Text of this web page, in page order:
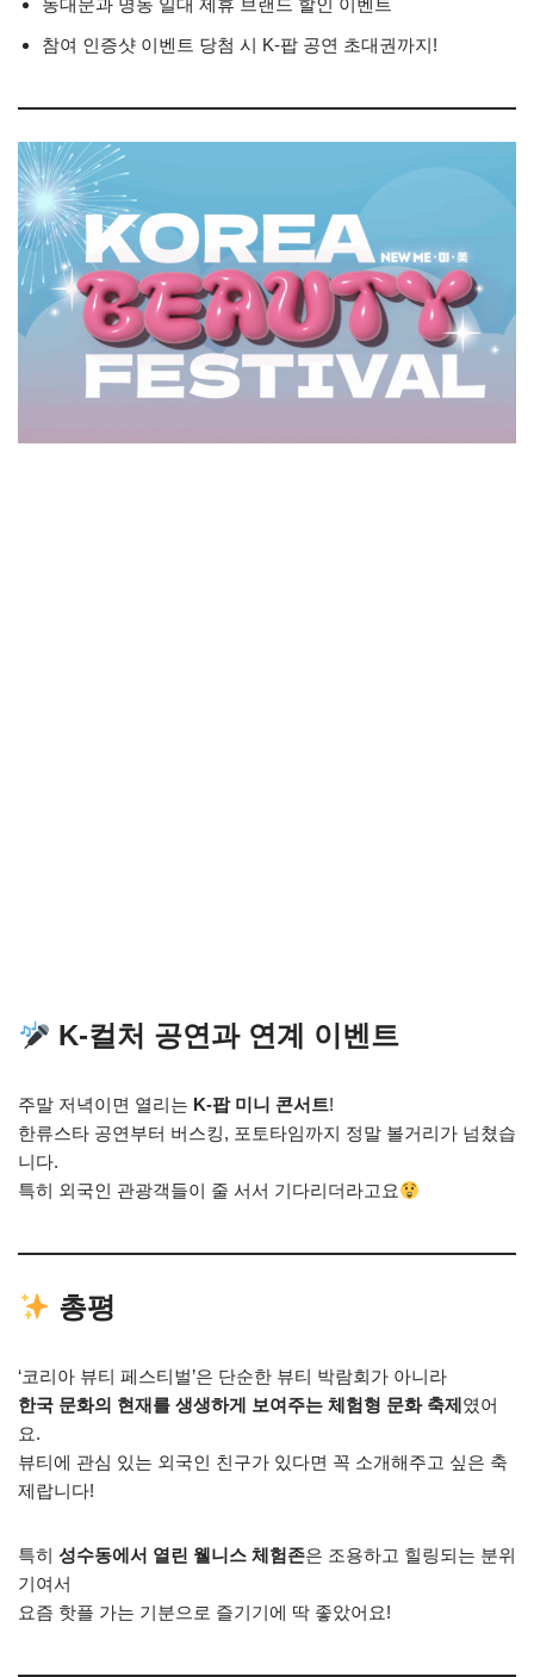
참여 인증샷 이벤트 당첨 시 K-팝 공연 초대권까지!
K-컬처 공연과 연계 이벤트
주말 저녁이면 열리는 K-팝 미니 콘서트!
한류스타 공연부터 버스킹, 포토타임까지 정말 볼거리가 넘쳤습
니다.
특히 외국인 관광객들이 줄 서서 기다리더라고요
총평
‘코리아 뷰티 페스티벌’은 단순한 뷰티 박람회가 아니라
한국 문화의 현재를 생생하게 보여주는 체험형 문화 축제였어
요.
뷰티에 관심 있는 외국인 친구가 있다면 꼭 소개해주고 싶은 축
제랍니다!
특히 성수동에서 열린 웰니스 체험존은 조용하고 힐링되는 분위
기여서
요즘 핫플 가는 기분으로 즐기기에 딱 좋았어요!